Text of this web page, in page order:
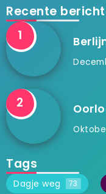
Recente
Tags
Dagje weg 73